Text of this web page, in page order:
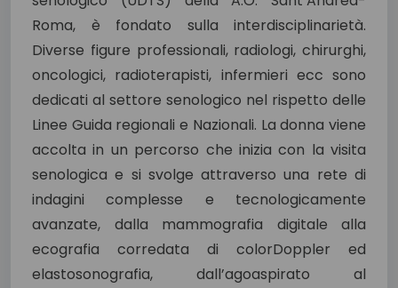
Roma, è fondato sulla interdisciplinarietà.
Diverse figure professionali, radiologi, chirurghi,
oncologici, radioterapisti, infermieri ecc sono
dedicati al settore senologico nel rispetto delle
Linee Guida regionali e Nazionali. La donna viene
accolta in un percorso che inizia con la visita
senologica e si svolge attraverso una rete di
indagini complesse e tecnologicamente
avanzate, dalla mammografia digitale alla
ecografia corredata di colorDoppler ed
elastosonografia, dall’agoaspirato al